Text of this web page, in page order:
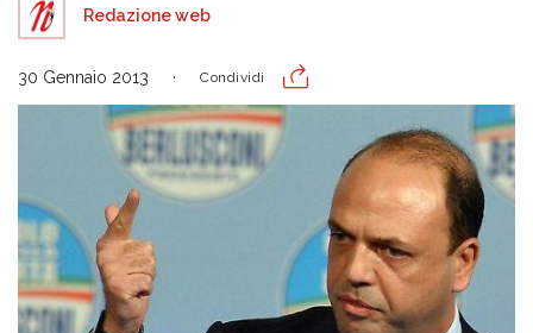
Redazione web
30 Gennaio 2013 Condividi